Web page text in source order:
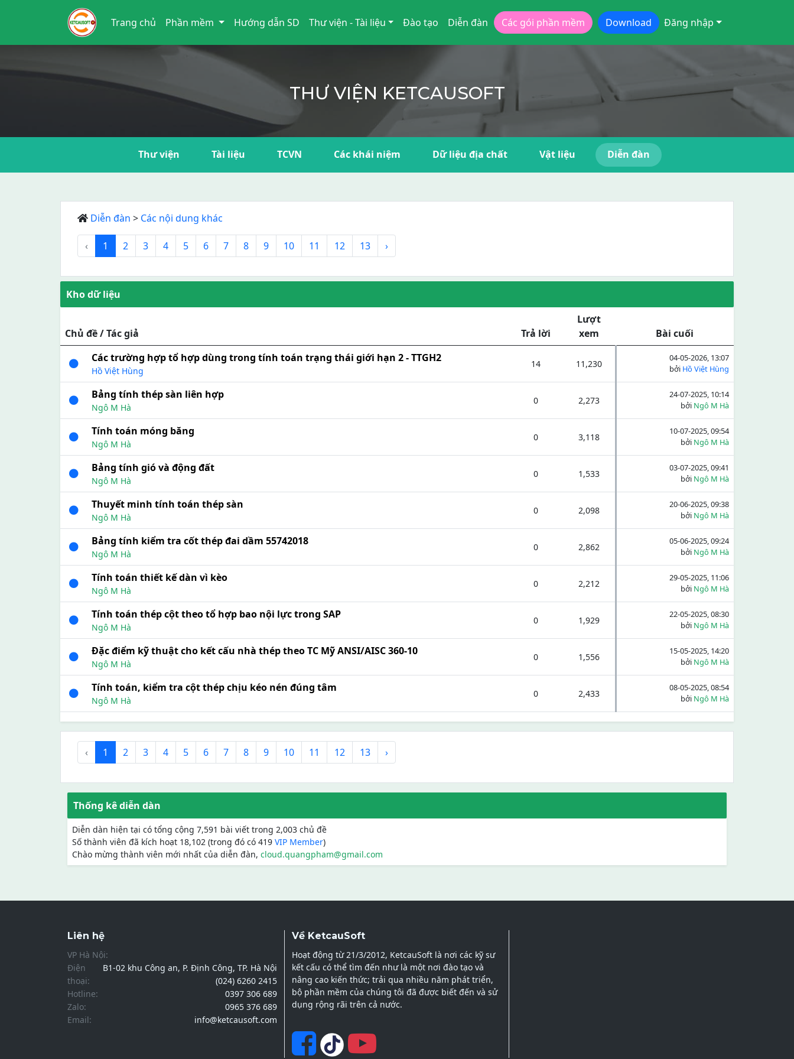
Trang chủ Phần mềm Hướng dẫn SD Thư viện - Tài liệu Đào tạo Diễn đàn Các gói phần mềm Download Đăng nhập
THƯ VIỆN KETCAUSOFT
Thư viện Tài liệu TCVN Các khái niệm Dữ liệu địa chất Vật liệu Diễn đàn
Diễn đàn > Các nội dung khác
‹ 1 2 3 4 5 6 7 8 9 10 11 12 13 ›
Kho dữ liệu
Chủ đề / Tác giả Trả lời
Lượt
xem
Bài cuối
Các trường hợp tổ hợp dùng trong tính toán trạng thái giới hạn 2 - TTGH2
Hồ Việt Hùng
14 11,230
04-05-2026, 13:07
bởi Hồ Việt Hùng
Bảng tính thép sàn liên hợp
Ngô M Hà
0 2,273
24-07-2025, 10:14
bởi Ngô M Hà
Tính toán móng băng
Ngô M Hà
0 3,118
10-07-2025, 09:54
bởi Ngô M Hà
Bảng tính gió và động đất
Ngô M Hà
0 1,533
03-07-2025, 09:41
bởi Ngô M Hà
Thuyết minh tính toán thép sàn
Ngô M Hà
0 2,098
20-06-2025, 09:38
bởi Ngô M Hà
Bảng tính kiểm tra cốt thép đai dầm 55742018
Ngô M Hà
0 2,862
05-06-2025, 09:24
bởi Ngô M Hà
Tính toán thiết kế dàn vì kèo
Ngô M Hà
0 2,212
29-05-2025, 11:06
bởi Ngô M Hà
Tính toán thép cột theo tổ hợp bao nội lực trong SAP
Ngô M Hà
0 1,929
22-05-2025, 08:30
bởi Ngô M Hà
Đặc điểm kỹ thuật cho kết cấu nhà thép theo TC Mỹ ANSI/AISC 360-10
Ngô M Hà
0 1,556
15-05-2025, 14:20
bởi Ngô M Hà
Tính toán, kiểm tra cột thép chịu kéo nén đúng tâm
Ngô M Hà
0 2,433
08-05-2025, 08:54
bởi Ngô M Hà
‹ 1 2 3 4 5 6 7 8 9 10 11 12 13 ›
Thống kê diễn dàn
Diễn dàn hiện tại có tổng cộng 7,591 bài viết trong 2,003 chủ đề
Số thành viên đã kích hoạt 18,102 (trong đó có 419 VIP Member)
Chào mừng thành viên mới nhất của diễn đàn, cloud.quangpham@gmail.com
Liên hệ
VP Hà Nội:
B1-02 khu Công an, P. Định Công, TP. Hà Nội
Điện
thoại:
(024) 6260 2415
Hotline:
0397 306 689
Zalo:
0965 376 689
Email:
info@ketcausoft.com
Về KetcauSoft
Hoạt động từ 21/3/2012, KetcauSoft là nơi các kỹ sư
kết cấu có thể tìm đến như là một nơi đào tạo và
nâng cao kiến thức; trải qua nhiều năm phát triển,
bộ phần mềm của chúng tôi đã được biết đến và sử
dụng rộng rãi trên cả nước.